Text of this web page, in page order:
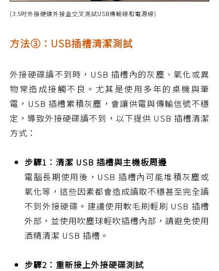
(3.5吋外接硬碟外接盒交叉測試USB傳輸線和電源線)
方法③：USB插槽清潔測試
外接硬碟讀不到時，USB 插槽內的灰塵、氧化或異
物常造成接觸不良。尤其是使用多年的桌機與筆
電，USB 插槽累積灰塵，會讓供電與傳輸信號不穩
定，導致外接硬碟讀不到，以下提供 USB 插槽清潔
方式：
步驟1：清潔 USB 插槽與主機板周邊
電腦長期使用後，USB 插槽內可能堆積灰塵或
氧化等，這些因素都會造成讀取不穩甚至完全讀
不到外接硬碟。建議使用軟毛刷輕刷 USB 插槽
外部，並使用吹塵球輕吹插槽內部，請避免使用
酒精清潔 USB 插槽。
步驟2：重新接上外接硬碟測試